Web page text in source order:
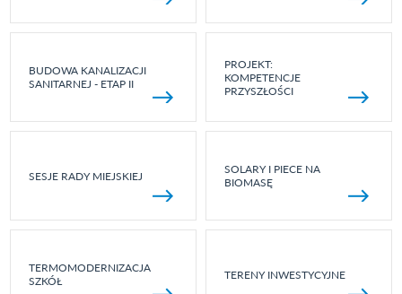
BUDOWA KANALIZACJI
SANITARNEJ - ETAP II
PROJEKT:
KOMPETENCJE
PRZYSZŁOŚCI
SESJE RADY MIEJSKIEJ
SOLARY I PIECE NA
BIOMASĘ
TERMOMODERNIZACJA
SZKÓŁ
TERENY INWESTYCYJNE